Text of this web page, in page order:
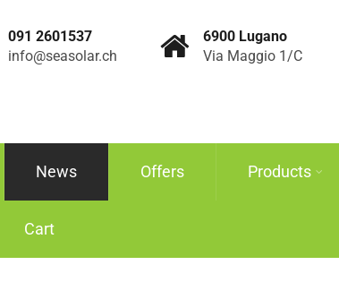
091 2601537
info@seasolar.ch
6900 Lugano
Via Maggio 1/C
News Offers Products
Cart